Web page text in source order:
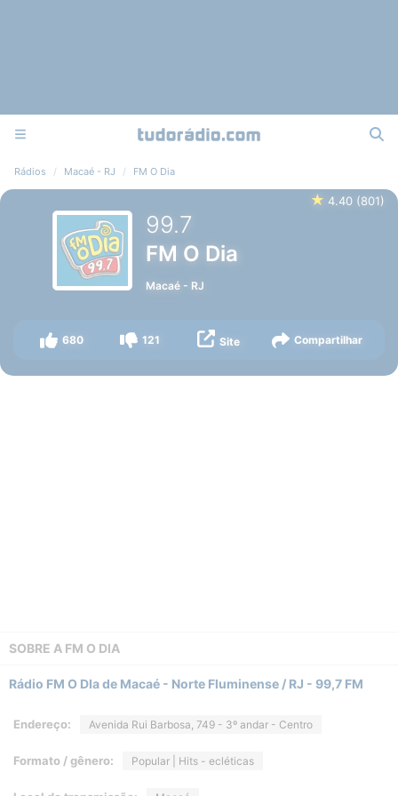
Rádios Macaé - RJ FM O Dia
★ 4.40 (801)
99.7
FM O Dia
Macaé - RJ
680 121 Site Compartilhar
SOBRE A FM O DIA
Rádio FM O DIa de Macaé - Norte Fluminense / RJ - 99,7 FM
Endereço: Avenida Rui Barbosa, 749 - 3º andar - Centro
Formato / gênero: Popular | Hits - ecléticas